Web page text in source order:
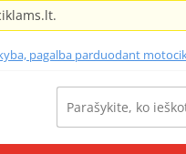
pagalba parduodant